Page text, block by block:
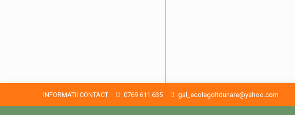
INFORMATII CONTACT 0769 611 635 gal_ecolegoltdunare@yahoo.com